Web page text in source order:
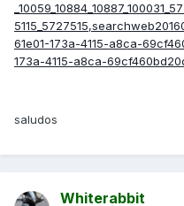
61e01-173a-4115-a8ca-
173a-4115-a8ca-
saludos
Whiterabbit